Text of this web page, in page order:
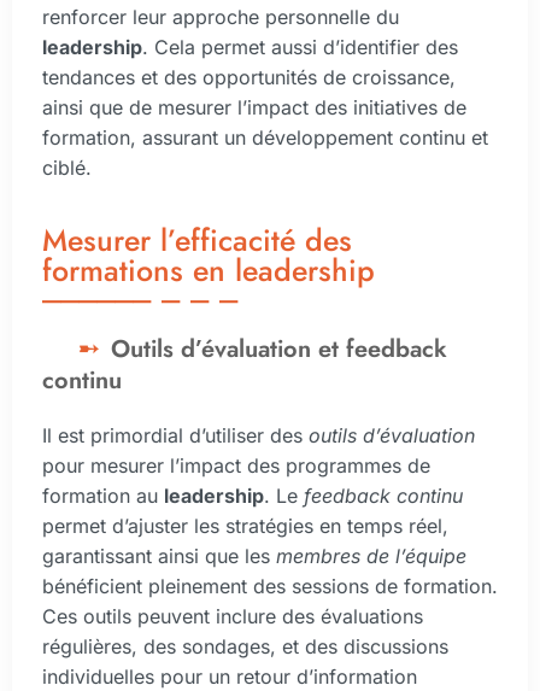
renforcer leur approche personnelle du
leadership. Cela permet aussi d’identifier des
tendances et des opportunités de croissance,
ainsi que de mesurer l’impact des initiatives de
formation, assurant un développement continu et
ciblé.
Mesurer l’efficacité des
formations en leadership
Outils d’évaluation et feedback
continu
Il est primordial d’utiliser des outils d’évaluation
pour mesurer l’impact des programmes de
formation au leadership. Le feedback continu
permet d’ajuster les stratégies en temps réel,
garantissant ainsi que les membres de l’équipe
bénéficient pleinement des sessions de formation.
Ces outils peuvent inclure des évaluations
régulières, des sondages, et des discussions
individuelles pour un retour d’information